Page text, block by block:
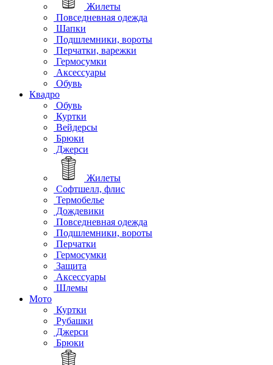
Жилеты
Повседневная одежда
Шапки
Подшлемники, вороты
Перчатки, варежки
Гермосумки
Аксессуары
Обувь
Квадро
Обувь
Куртки
Вейдерсы
Брюки
Джерси
Жилеты
Софтшелл, флис
Термобелье
Дождевики
Повседневная одежда
Подшлемники, вороты
Перчатки
Гермосумки
Защита
Аксессуары
Шлемы
Мото
Куртки
Рубашки
Джерси
Брюки